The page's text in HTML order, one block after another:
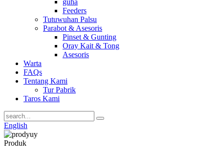
guha
Feeders
Tutuwuhan Palsu
Parabot & Asesoris
Pinset & Gunting
Oray Kait & Tong
Asesoris
Warta
FAQs
Tentang Kami
Tur Pabrik
Taros Kami
English
Produk